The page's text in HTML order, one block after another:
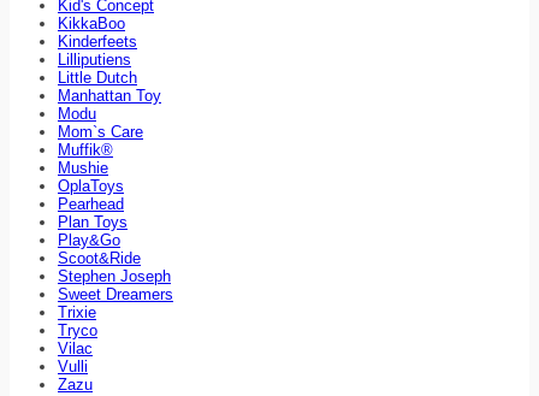
Kid's Concept
KikkaBoo
Kinderfeets
Lilliputiens
Little Dutch
Manhattan Toy
Modu
Mom`s Care
Muffik®
Mushie
OplaToys
Pearhead
Plan Toys
Play&Go
Scoot&Ride
Stephen Joseph
Sweet Dreamers
Trixie
Tryco
Vilac
Vulli
Zazu